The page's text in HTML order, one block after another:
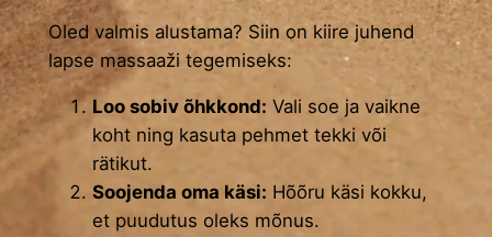
Oled valmis alustama? Siin on kiire juhend
lapse massaaži tegemiseks:
Loo sobiv õhkkond: Vali soe ja vaikne
koht ning kasuta pehmet tekki või
rätikut.
Soojenda oma käsi: Hõõru käsi kokku,
et puudutus oleks mõnus.